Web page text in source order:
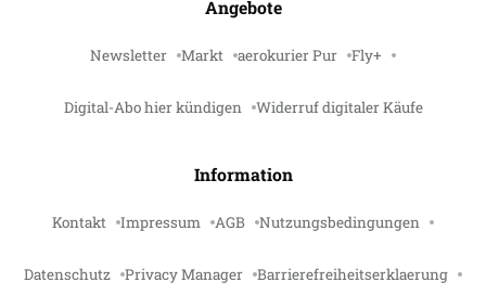
Angebote
Newsletter Markt aerokurier Pur Fly+
Digital-Abo hier kündigen Widerruf digitaler Käufe
Information
Kontakt Impressum AGB Nutzungsbedingungen
Datenschutz Privacy Manager Barrierefreiheitserklaerung